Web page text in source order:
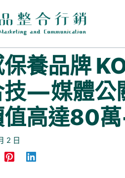
養品牌
— 媒體
高達80萬
2 日